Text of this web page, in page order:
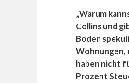
„Warum
Collins und
Boden
Wohnungen,
haben nicht
Prozent